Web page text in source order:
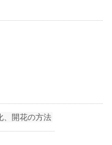
、開花の方法